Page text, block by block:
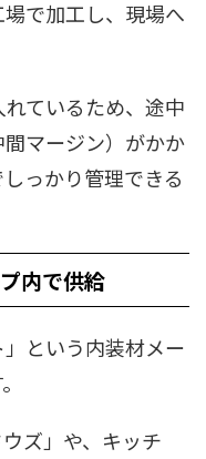
で加工し、現場へ
ているため、途中
マージン）がかか
っかり管理できる
内で供給
という内装材メー
ズ」や、キッチ